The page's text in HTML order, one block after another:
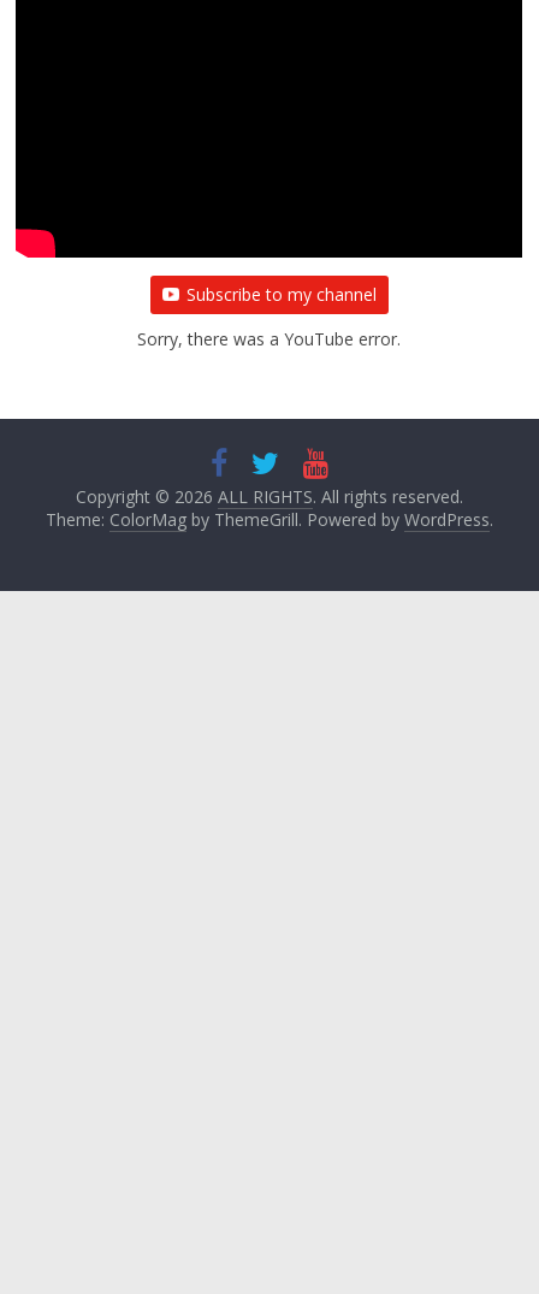
Subscribe to my channel
Sorry, there was a YouTube error.
Copyright © 2026 ALL RIGHTS. All rights reserved.
Theme: ColorMagby ThemeGrill. Powered by WordPress.